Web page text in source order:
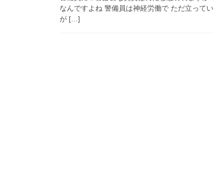
なんですよね 警備員は神経労働で ただ立って
が […]